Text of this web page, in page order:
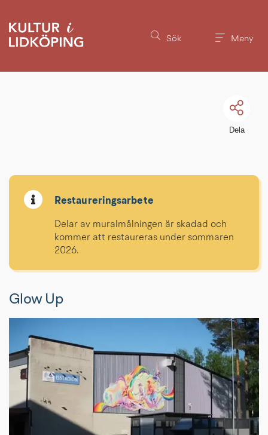
Sök Meny
Dela
Restaureringsarbete
Delar av muralmålningen är skadad och
kommer att restaureras under sommaren
2026.
Glow Up